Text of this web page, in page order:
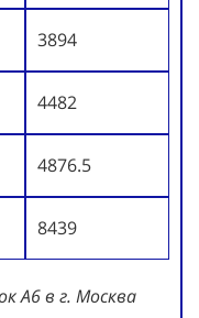
3894
4482
4876.5
8439
А6 в г. Москва